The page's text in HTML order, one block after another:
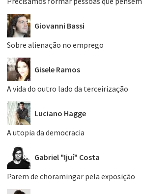
Giovanni Bassi
Sobre alienação no emprego
Gisele Ramos
A vida do outro lado da terceirização
Luciano Hagge
A utopia da democracia
Gabriel "Ijuí" Costa
Parem de choramingar pela exposição